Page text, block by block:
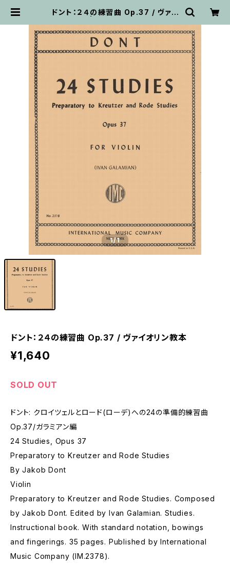
ドント：２４の練習曲 Op.37 / ヴァイ
エ・デ・くっきぃず
1/1
ドント：２４の練習曲 Op.37 / ヴァイオリン教本
¥1,640
SOLD OUT
ドント: クロイツェルとロード(ローデ)への24の準備的練習曲
Op.37/ガラミアン編
24 Studies, Opus 37
Preparatory to Kreutzer and Rode Studies
By Jakob Dont
Violin
Preparatory to Kreutzer and Rode Studies. Composed
by Jakob Dont. Edited by Ivan Galamian. Studies.
Instructional book. With standard notation, bowings
and fingerings. 35 pages. Published by International
Music Company (IM.2378).